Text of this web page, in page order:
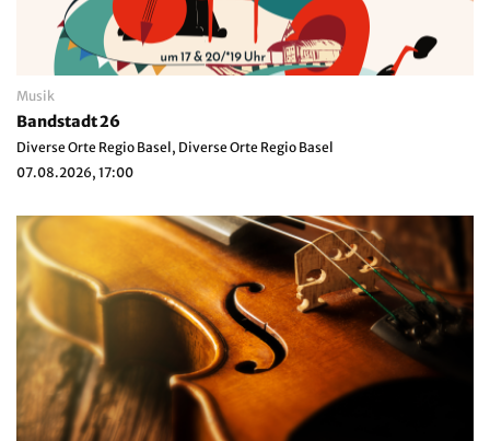
Musik
Bandstadt 26
Diverse Orte Regio Basel, Diverse Orte Regio Basel
07.08.2026, 17:00